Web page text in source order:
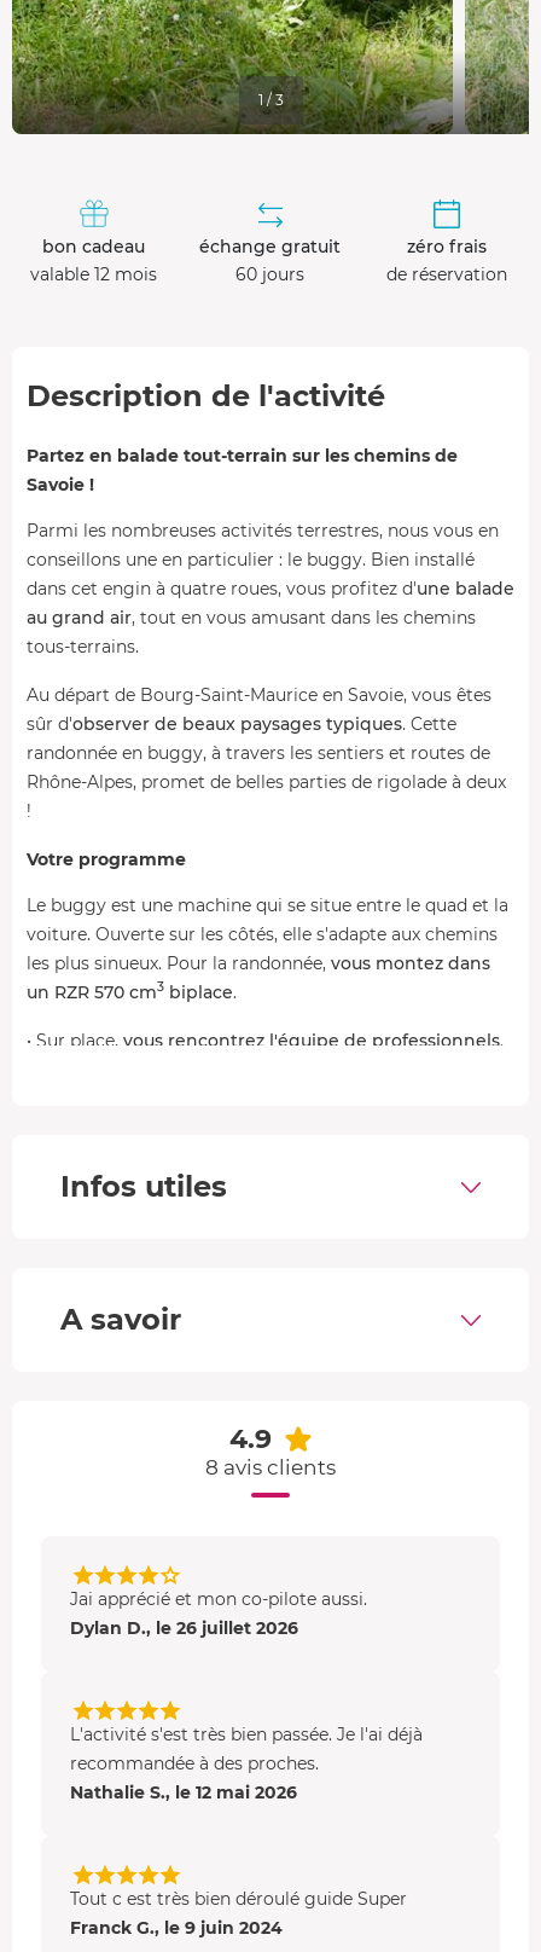
1 / 3
bon cadeau
valable 12 mois
échange gratuit
60 jours
zéro frais
de réservation
Description de l'activité
Partez en balade tout-terrain sur les chemins de
Savoie !
Parmi les nombreuses activités terrestres, nous vous en
conseillons une en particulier : le buggy. Bien installé
dans cet engin à quatre roues, vous profitez d'une balade
au grand air, tout en vous amusant dans les chemins
tous-terrains.
Au départ de Bourg-Saint-Maurice en Savoie, vous êtes
sûr d'observer de beaux paysages typiques. Cette
randonnée en buggy, à travers les sentiers et routes de
Rhône-Alpes, promet de belles parties de rigolade à deux
!
Votre programme
Le buggy est une machine qui se situe entre le quad et la
voiture. Ouverte sur les côtés, elle s'adapte aux chemins
les plus sinueux. Pour la randonnée, vous montez dans
un RZR 570 cm3 biplace.
• Sur place, vous rencontrez l'équipe de professionnels.
règles de sécurité. Une fois équipés, vous pouvez partir !
promenade. Vous passez notamment par
le Beaufortain,
Infos utiles
A savoir
4.9
8 avis clients
Jai apprécié et mon co-pilote aussi.
Dylan D., le 26 juillet 2026
L'activité s'est très bien passée. Je l'ai déjà
recommandée à des proches.
Nathalie S., le 12 mai 2026
Tout c est très bien déroulé guide Super
Franck G., le 9 juin 2024